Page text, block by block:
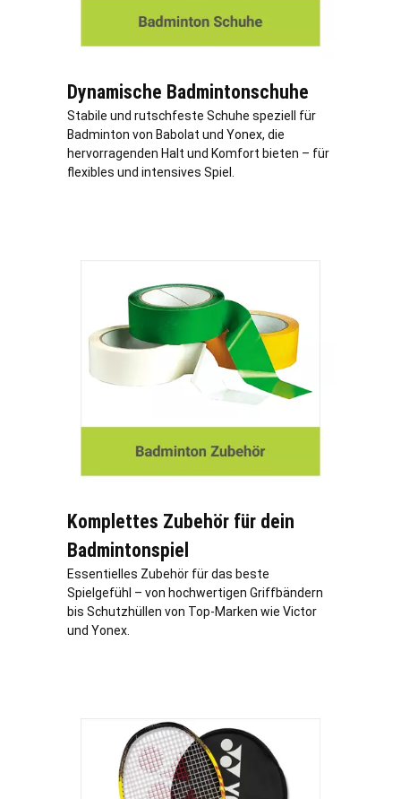
Dynamische Badmintonschuhe
Stabile und rutschfeste Schuhe speziell für
Badminton von Babolat und Yonex, die
hervorragenden Halt und Komfort bieten – für
flexibles und intensives Spiel.
Komplettes Zubehör für dein
Badmintonspiel
Essentielles Zubehör für das beste
Spielgefühl – von hochwertigen Griffbändern
bis Schutzhüllen von Top-Marken wie Victor
und Yonex.